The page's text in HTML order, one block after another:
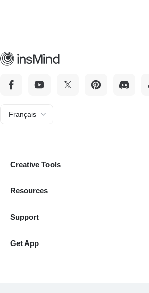
Français
Creative Tools
Resources
Support
Get App